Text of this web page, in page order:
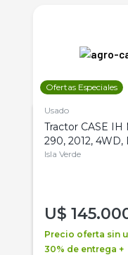
Ofertas Especiales
Usado
Tractor CASE IH
290, 2012, 4WD,
Isla Verde
U$
Precio oferta sin
30% de entrega +